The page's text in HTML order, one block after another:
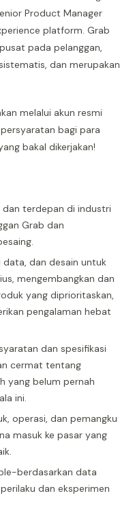
Product Manager
platform. Grab
pada pelanggan,
dan merupakan
melalui akun resmi
bagi para
bakal dikerjakan!
terdepan di industri
Grab dan
data, dan desain untuk
mengembangkan dan
yang diprioritaskan,
pengalaman hebat
dan spesifikasi
cermat tentang
yang belum pernah
ini.
operasi, dan pemangku
masuk ke pasar yang
berdasarkan data
dan eksperimen